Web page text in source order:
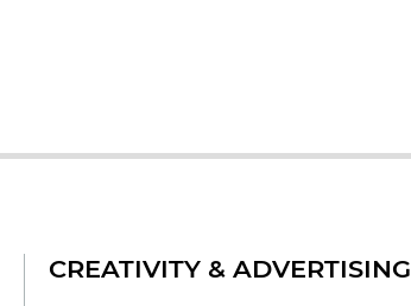
CREATIVITY & ADVERTISING